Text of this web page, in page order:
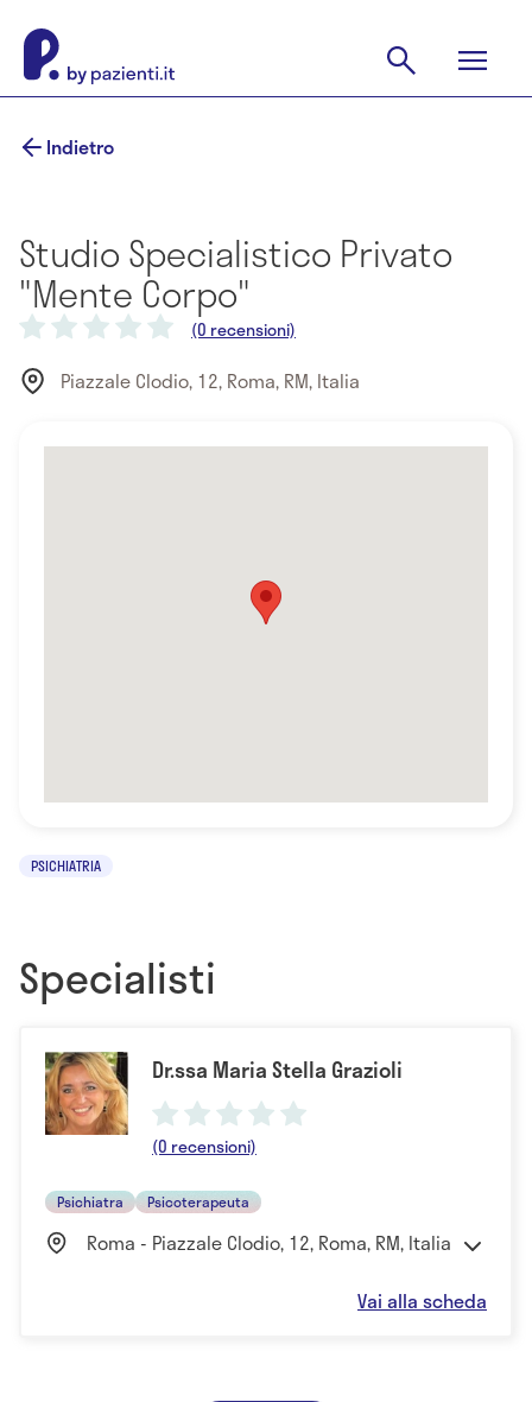
Indietro
Studio Specialistico Privato
"Mente Corpo"
(0 recensioni)
Piazzale Clodio, 12, Roma, RM, Italia
PSICHIATRIA
Specialisti
Dr.ssa Maria Stella Grazioli
(0 recensioni)
Psichiatra Psicoterapeuta
Roma - Piazzale Clodio, 12, Roma, RM, Italia
Vai alla scheda